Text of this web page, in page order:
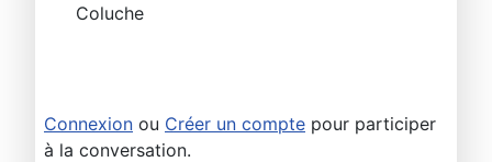
Coluche
Connexion ou Créer un compte pour participer
à la conversation.